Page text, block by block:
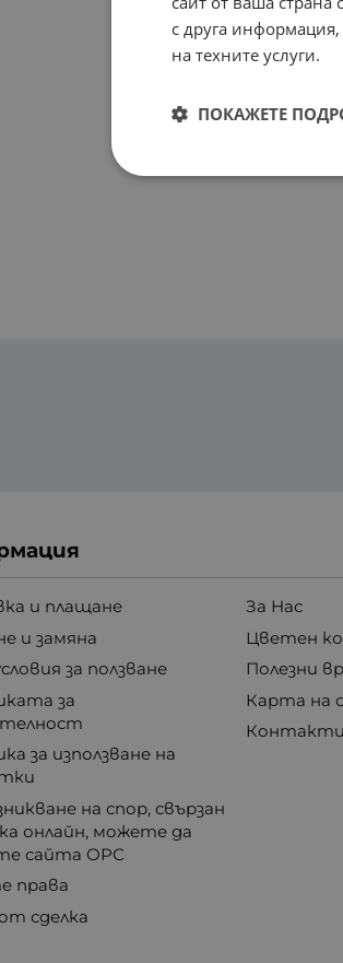
и плащане
и замяна
за ползване
за
за използване на
на спор, свързан
онлайн, можете да
сайта ОРС
права
сделка
За Нас
Цветен
Полезни
Карта на
Контакти
с друга
на техните услуги.
ПОКАЖЕТЕ